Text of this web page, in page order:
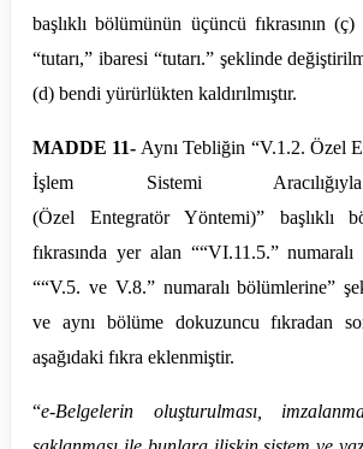
başlıklı bölümünün üçüncü fıkrasının
“tutarı,” ibaresi “tutarı.” şeklinde
(d) bendi yürürlükten kaldırılmıştır.
MADDE 11- Aynı Tebliğin “V.1.2. Özel
İşlem Sistemi
(Özel EntegratörYöntemi)” başlıklı
fıkrasında yer alan ““VI.11.5.”
““V.5. ve V.8.” numaralı bölümlerine”
ve aynı bölüme dokuzuncu fıkradan
aşağıdaki fıkra eklenmiştir.
“e-Belgelerin oluşturulması,